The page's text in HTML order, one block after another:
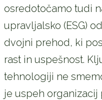
osredotočamo tudi
upravljalsko (ESG)
dvojni prehod, ki
rast in uspešnost.
tehnologiji ne
je uspeh